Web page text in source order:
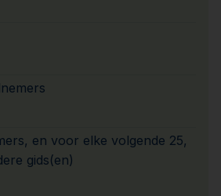
en voor elke volgende 25,
gids(en)